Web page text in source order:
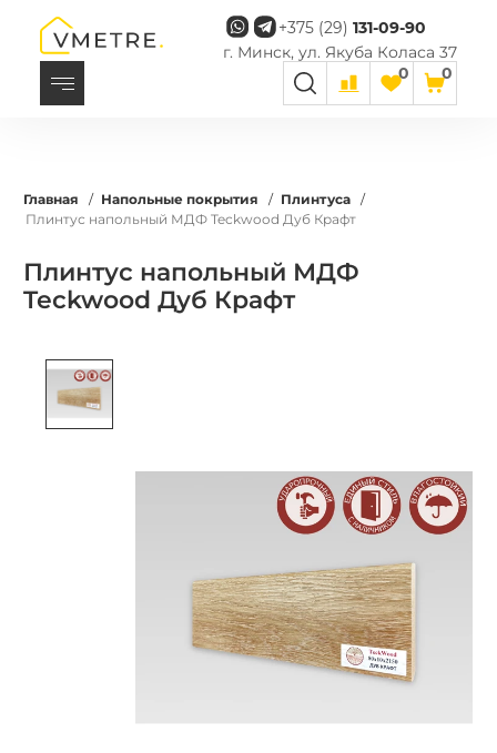
+375 (29) 131-09-90
г. Минск, ул. Якуба Коласа 37
0
0
Главная / Напольные покрытия / Плинтуса
/
Плинтус напольный МДФ Teckwood Дуб Крафт
Плинтус напольный МДФ
Teckwood Дуб Крафт